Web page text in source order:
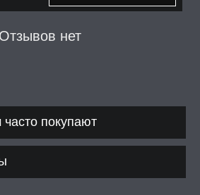
Отзывов нет
покупают